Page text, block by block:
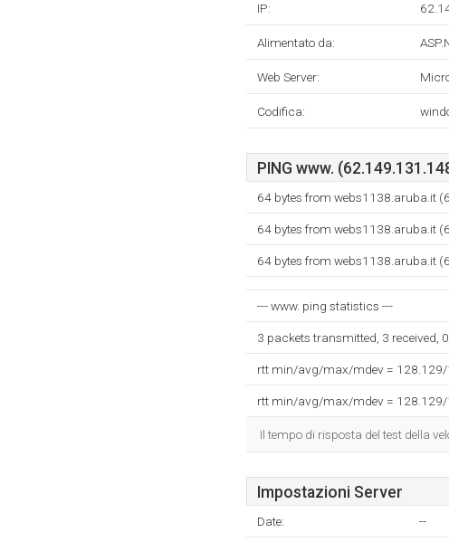
IP:
Alimentato da:
Web Server:
Codifica:
PING www.
64 bytes from webs1138.aruba.it
64 bytes from webs1138.aruba.it
64 bytes from webs1138.aruba.it
--- www. ping statistics ---
3 packets transmitted, 3 received,
rtt min/avg/max/mdev =
rtt min/avg/max/mdev =
Il tempo di risposta del test della
Impostazioni Server
Date: --